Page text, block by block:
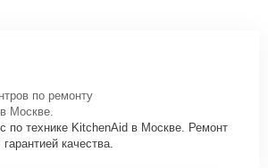
по ремонту
Москве.
по технике KitchenAid в Москве. Ремонт
качества.